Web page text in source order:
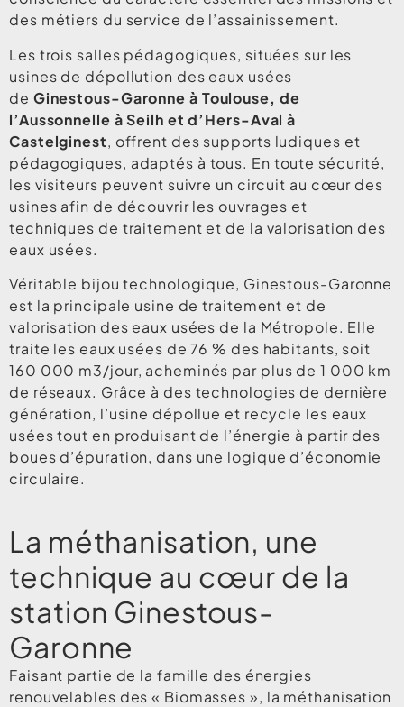
des métiers du service de l’assainissement.
Les trois salles pédagogiques, situées sur les
usines de dépollution des eaux usées
de Ginestous-Garonne à Toulouse, de
l’Aussonnelle à Seilh et d’Hers-Aval à
Castelginest, offrent des supports ludiques et
pédagogiques, adaptés à tous. En toute sécurité,
les visiteurs peuvent suivre un circuit au cœur des
usines afin de découvrir les ouvrages et
techniques de traitement et de la valorisation des
eaux usées.
Véritable bijou technologique, Ginestous-Garonne
est la principale usine de traitement et de
valorisation des eaux usées de la Métropole. Elle
traite les eaux usées de 76 % des habitants, soit
160 000 m3/jour, acheminés par plus de 1 000 km
de réseaux. Grâce à des technologies de dernière
génération, l’usine dépollue et recycle les eaux
usées tout en produisant de l’énergie à partir des
boues d’épuration, dans une logique d’économie
circulaire.
La méthanisation, une
technique au cœur de la
station Ginestous-
Garonne
Faisant partie de la famille des énergies
renouvelables des « Biomasses », la méthanisation